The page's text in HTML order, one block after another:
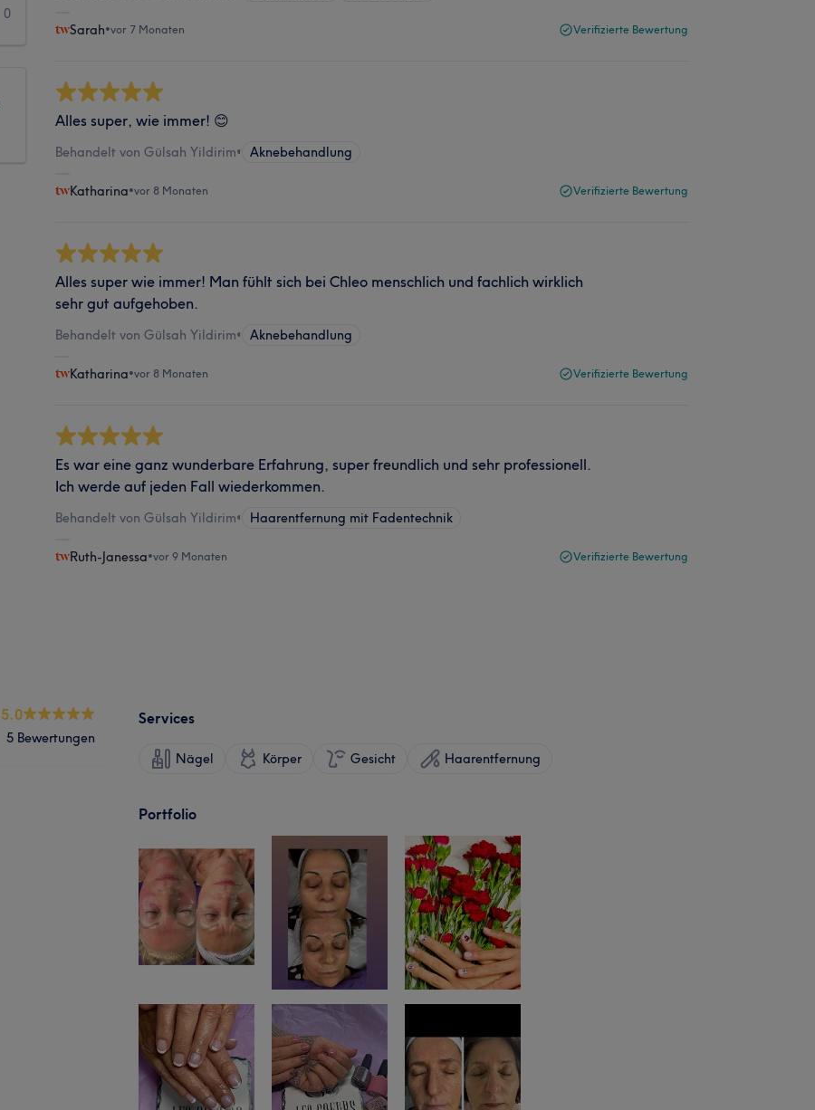
0
Sarah•vor 7 Monaten Verifizierte Bewertung
Alles super, wie immer! 😊
Behandelt von Gülsah Yildirim• Aknebehandlung
Katharina•vor 8 Monaten Verifizierte Bewertung
Alles super wie immer! Man fühlt sich bei Chleo menschlich und fachlich wirklich
sehr gut aufgehoben.
Behandelt von Gülsah Yildirim• Aknebehandlung
Katharina•vor 8 Monaten Verifizierte Bewertung
Es war eine ganz wunderbare Erfahrung, super freundlich und sehr professionell.
Ich werde auf jeden Fall wiederkommen.
Behandelt von Gülsah Yildirim• Haarentfernung mit Fadentechnik
Ruth-Janessa•vor 9 Monaten Verifizierte Bewertung
5.0
5 Bewertungen
Services
Nägel Körper Gesicht Haarentfernung
Portfolio